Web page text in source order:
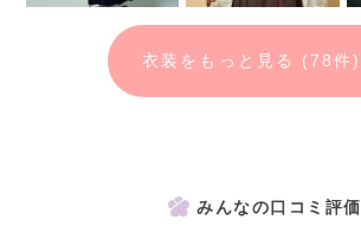
衣装をもっと見る (78件)
みんなの口コミ評価